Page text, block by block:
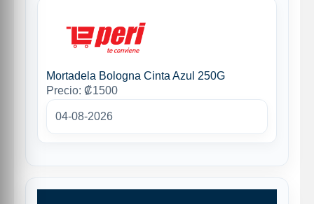
Mortadela Bologna Cinta Azul 250G
Precio: ₡1500
04-08-2026